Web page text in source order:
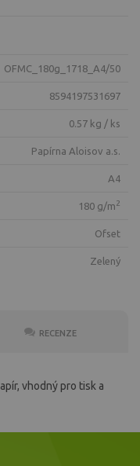
OFMC_180g_1718_A4/50
8594197531697
0.57 kg / ks
Papírna Aloisov a.s.
A4
180 g/m2
ofset
zelený
RECENZE
vhodný pro tisk a